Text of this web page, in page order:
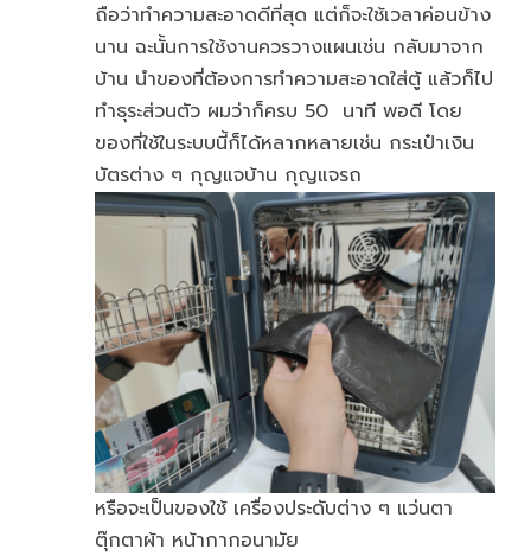
ถือว่าทำความสะอาดดีที่สุด แต่ก็จะใช้เวลาค่อนข้าง
นาน ฉะนั้นการใช้งานควรวางแผนเช่น กลับมาจาก
บ้าน นำของที่ต้องการทำความสะอาดใส่ตู้ แล้วก็ไป
ทำธุระส่วนตัว ผมว่าก็ครบ 50 นาที พอดี โดย
ของที่ใช้ในระบบนี้ก็ได้หลากหลายเช่น กระเป๋าเงิน
บัตรต่าง ๆ กุญแจบ้าน กุญแจรถ
หรือจะเป็นของใช้ เครื่องประดับต่าง ๆ แว่นตา
ตุ๊กตาผ้า หน้ากากอนามัย